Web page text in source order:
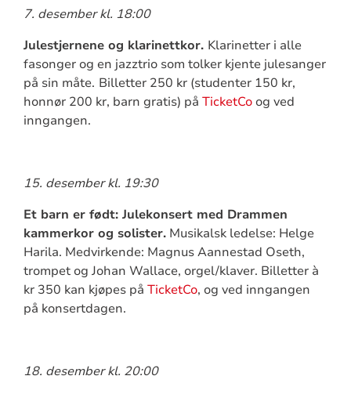
7. desember kl. 18:00
Julestjernene og klarinettkor. Klarinetter i alle
fasonger og en jazztrio som tolker kjente julesanger
på sin måte. Billetter 250 kr (studenter 150 kr,
honnør 200 kr, barn gratis) på TicketCoog ved
inngangen.
15. desember kl. 19:30
Et barn er født: Julekonsert med Drammen
kammerkor og solister.Musikalsk ledelse: Helge
Harila. Medvirkende: Magnus Aannestad Oseth,
trompet og Johan Wallace, orgel/klaver. Billetter à
kr 350 kan kjøpes på TicketCo, og ved inngangen
på konsertdagen.
18. desember kl. 20:00